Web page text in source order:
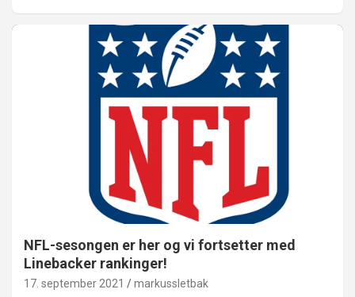
NFL-sesongen er her og vi fortsetter med
Linebacker rankinger!
17. september 2021 markussletbak